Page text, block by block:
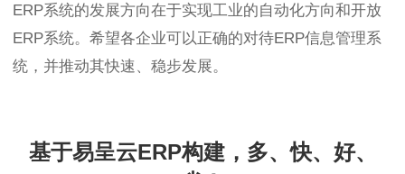
ERP系统的发展方向在于实现工业的自动化方向和开放
ERP系统。希望各企业可以正确的对待ERP信息管理系
统，并推动其快速、稳步发展。
基于易呈云ERP构建，多、快、好、